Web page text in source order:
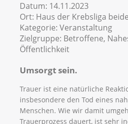
Datum: 14.11.2023
Ort: Haus der Krebsliga
Kategorie: Veranstaltung
Zielgruppe: Betroffene,
Öffentlichkeit
Umsorgt sein.
Trauer ist eine natürliche
insbesondere den Tod eines
Menschen. Wie wir damit
Trauerprozess dauert, ist sehr